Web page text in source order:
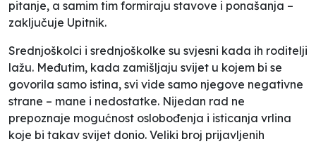
pitanje, a samim tim formiraju stavove i ponašanja –
zaključuje Upitnik.
Srednjoškolci i srednjoškolke su svjesni kada ih roditelji
lažu. Međutim, kada zamišljaju svijet u kojem bi se
govorila samo istina, svi vide samo njegove negativne
strane – mane i nedostatke. Nijedan rad ne
prepoznaje mogućnost oslobođenja i isticanja vrlina
koje bi takav svijet donio. Veliki broj prijavljenih